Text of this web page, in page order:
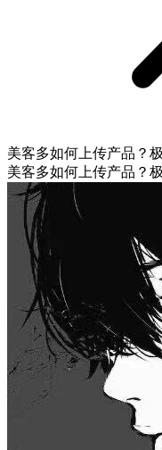
美客多如何上传产品？
美客多如何上传产品？